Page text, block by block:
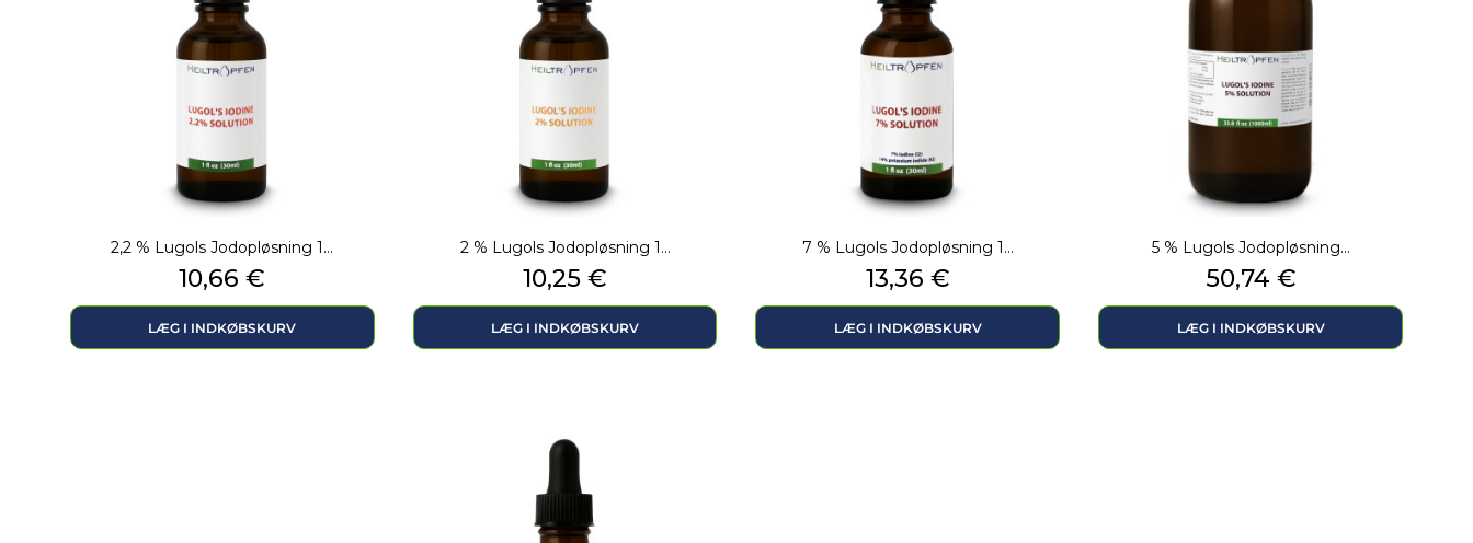
2,2 % Lugols Jodopløsning 1...
Pris
10,66 €
LÆG I INDKØBSKURV
2 % Lugols Jodopløsning 1...
Pris
10,25 €
LÆG I INDKØBSKURV
7 % Lugols Jodopløsning 1...
Pris
13,36 €
LÆG I INDKØBSKURV
5 % Lugols Jodopløsning...
Pris
50,74 €
LÆG I INDKØBSKURV